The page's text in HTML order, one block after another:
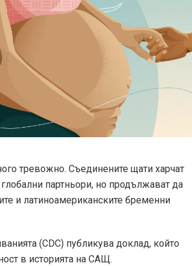
тревожно. Съединените щати харчат
партньори, но продължават да
и латиноамериканските бременни
(CDC) публикува доклад, който
в историята на САЩ.